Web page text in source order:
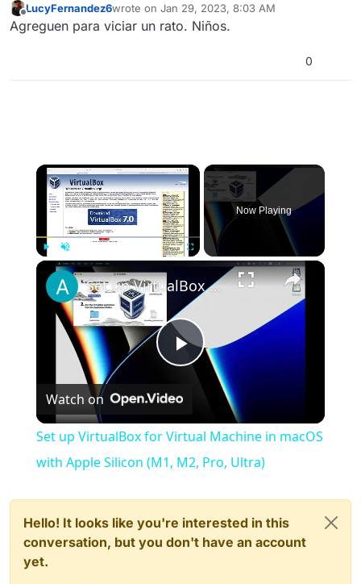
LucyFernandez6wrote on Jan 29, 2023, 8:03 AM
last edited by
Agreguen para viciar un rato. Niños.
0
×
Unmute
Now Playing
×
Play
Video
Set up VirtualBox for Virtual Machine in macOS with Apple Silicon (M1, M2, Pro, Ultra)
Watch on
Set up VirtualBox for Virtual Machine in macOS
with Apple Silicon (M1, M2, Pro, Ultra)
Hello! It looks like you're interested in this
conversation, but you don't have an account
yet.